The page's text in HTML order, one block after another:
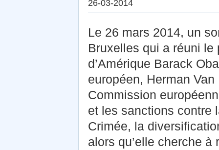
26-03-2014
Le 26 mars 2014, un
Bruxelles qui a réuni
d’Amérique Barack
européen, Herman
Commission
et les sanctions contre
Crimée, la
alors qu’elle cherche